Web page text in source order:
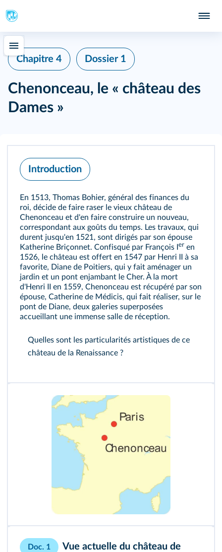
Chapitre 4 Dossier 1
Chenonceau, le « château des
Dames »
Introduction
En 1513, Thomas Bohier, général des finances du
roi, décide de faire raser le vieux château de
Chenonceau et d'en faire construire un nouveau,
correspondant aux goûts du temps. Les travaux, qui
durent jusqu'en 1521, sont dirigés par son épouse
Katherine Briçonnet. Confisqué par François I er en
1526, le château est offert en 1547 par Henri II à sa
favorite, Diane de Poitiers, qui y fait aménager un
jardin et un pont enjambant le Cher. À la mort
d'Henri II en 1559, Chenonceau est récupéré par son
épouse, Catherine de Médicis, qui fait réaliser, sur le
pont de Diane, deux galeries superposées
accueillant une immense salle de réception.
Quelles sont les particularités artistiques de ce
château de la Renaissance ?
Doc. 1
Vue actuelle du château de